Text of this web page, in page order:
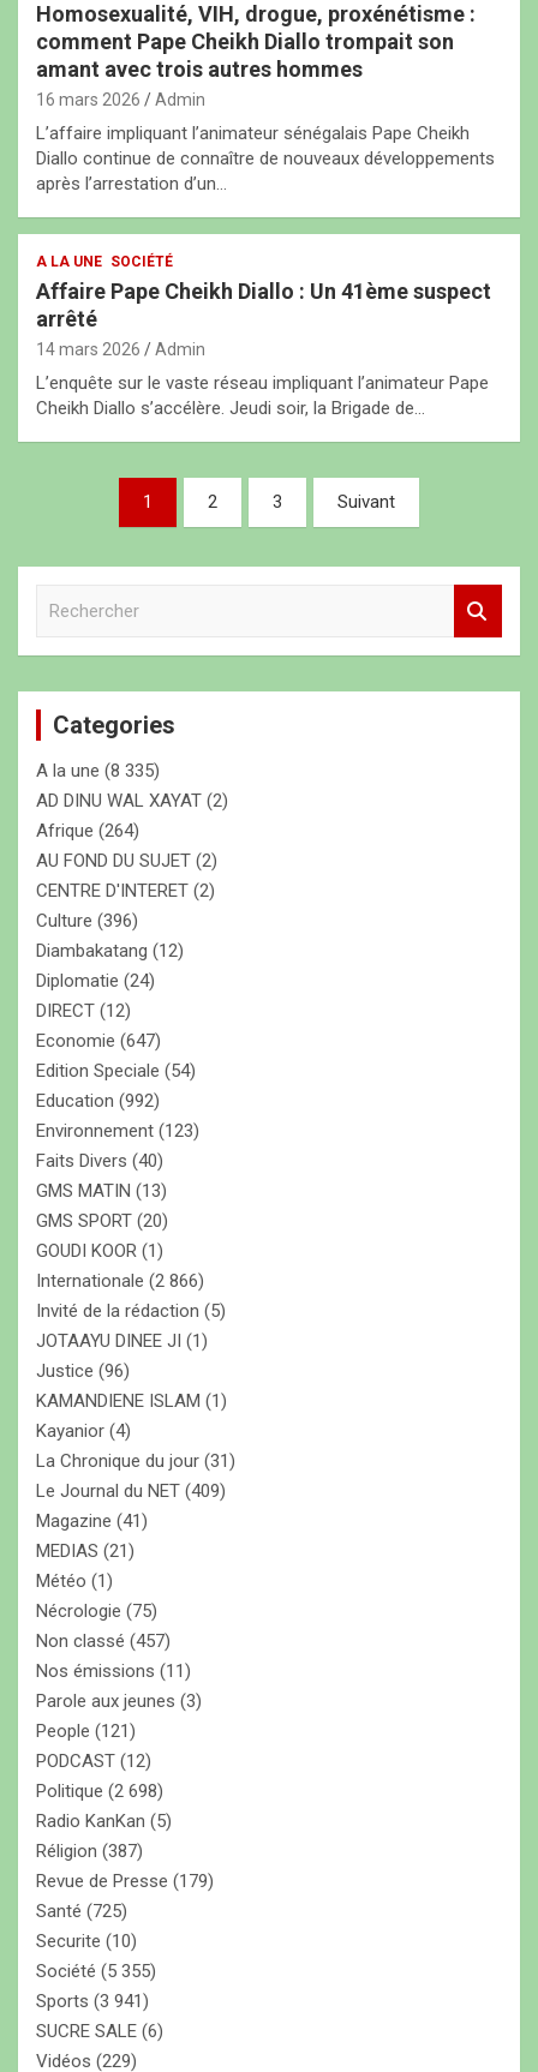
Homosexualité, VIH, drogue, proxénétisme :
comment Pape Cheikh Diallo trompait son
amant avec trois autres hommes
16 mars 2026 Admin
L’affaire impliquant l’animateur sénégalais Pape Cheikh
Diallo continue de connaître de nouveaux développements
après l’arrestation d’un…
A LA UNE SOCIÉTÉ
​Affaire Pape Cheikh Diallo : Un 41ème suspect
arrêté
14 mars 2026 Admin
L’enquête sur le vaste réseau impliquant l’animateur Pape
Cheikh Diallo s’accélère. Jeudi soir, la Brigade de…
v
g
a
1 2 3 Suivant
e
h
e
r
Categories
A la une (8 335)
AD DINU WAL XAYAT (2)
Afrique (264)
AU FOND DU SUJET (2)
CENTRE D'INTERET (2)
Culture (396)
Diambakatang (12)
Diplomatie (24)
DIRECT (12)
Economie (647)
Edition Speciale (54)
Education (992)
Environnement (123)
Faits Divers (40)
GMS MATIN (13)
GMS SPORT (20)
GOUDI KOOR (1)
Internationale (2 866)
Invité de la rédaction (5)
JOTAAYU DINEE JI (1)
Justice (96)
KAMANDIENE ISLAM (1)
Kayanior (4)
La Chronique du jour (31)
Le Journal du NET (409)
Magazine (41)
MEDIAS (21)
Météo (1)
Nécrologie (75)
Non classé (457)
Nos émissions (11)
Parole aux jeunes (3)
People (121)
PODCAST (12)
Politique (2 698)
Radio KanKan (5)
Réligion (387)
Revue de Presse (179)
Santé (725)
Securite (10)
Société (5 355)
Sports (3 941)
SUCRE SALE (6)
Vidéos (229)